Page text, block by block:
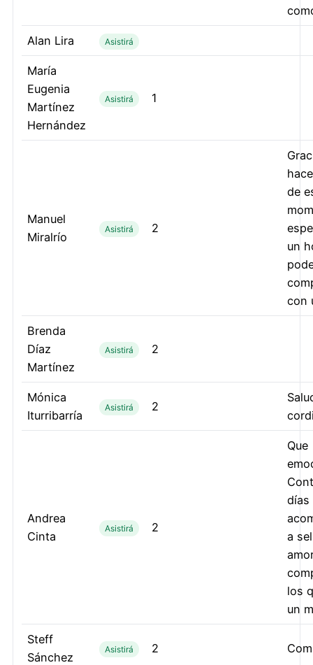
Alan Lira Asistirá
María
Eugenia
Martínez
Hernández
Asistirá 1
Manuel
Miralrío
Asistirá 2
de
un
con
Brenda
Díaz
Martínez
Asistirá 2
Mónica
Iturribarría
Asistirá 2
Andrea
Cinta
Asistirá 2
Que
días
a
los
un
Steff
Sánchez
Asistirá 2